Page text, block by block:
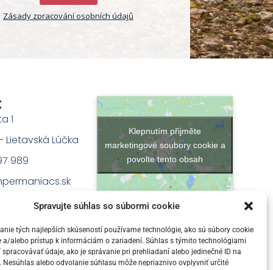
Spravujte súhlas so súbormi cookie
tých najlepších skúseností používame technológie, ako sú súbory cookie
a/alebo prístup k informáciám o zariadení. Súhlas s týmito technológiami
údaje, ako je správanie pri prehliadaní alebo jedinečné ID na
Nesúhlas alebo odvolanie súhlasu môže nepriaznivo ovplyvniť určité
Zásady zpracování osobních údajů
1
– Lietavská Lúčka
989
Klepnutím přijměte
marketingové soubory cookie a
povolte tento obsah